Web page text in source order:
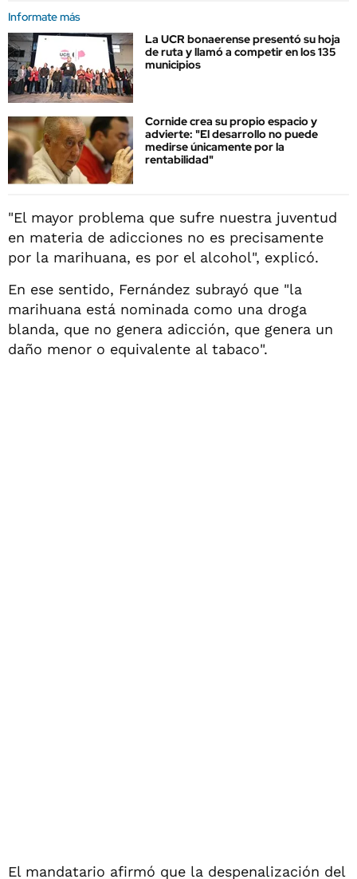
Informate más
La UCR bonaerense presentó su hoja
de ruta y llamó a competir en los 135
municipios
Cornide crea su propio espacio y
advierte: "El desarrollo no puede
medirse únicamente por la
rentabilidad"
"El mayor problema que sufre nuestra juventud
en materia de adicciones no es precisamente
por la marihuana, es por el alcohol", explicó.
En ese sentido, Fernández subrayó que "la
marihuana está nominada como una droga
blanda, que no genera adicción, que genera un
daño menor o equivalente al tabaco".
El mandatario afirmó que la despenalización del